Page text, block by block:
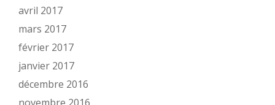
avril 2017
mars 2017
février 2017
janvier 2017
décembre 2016